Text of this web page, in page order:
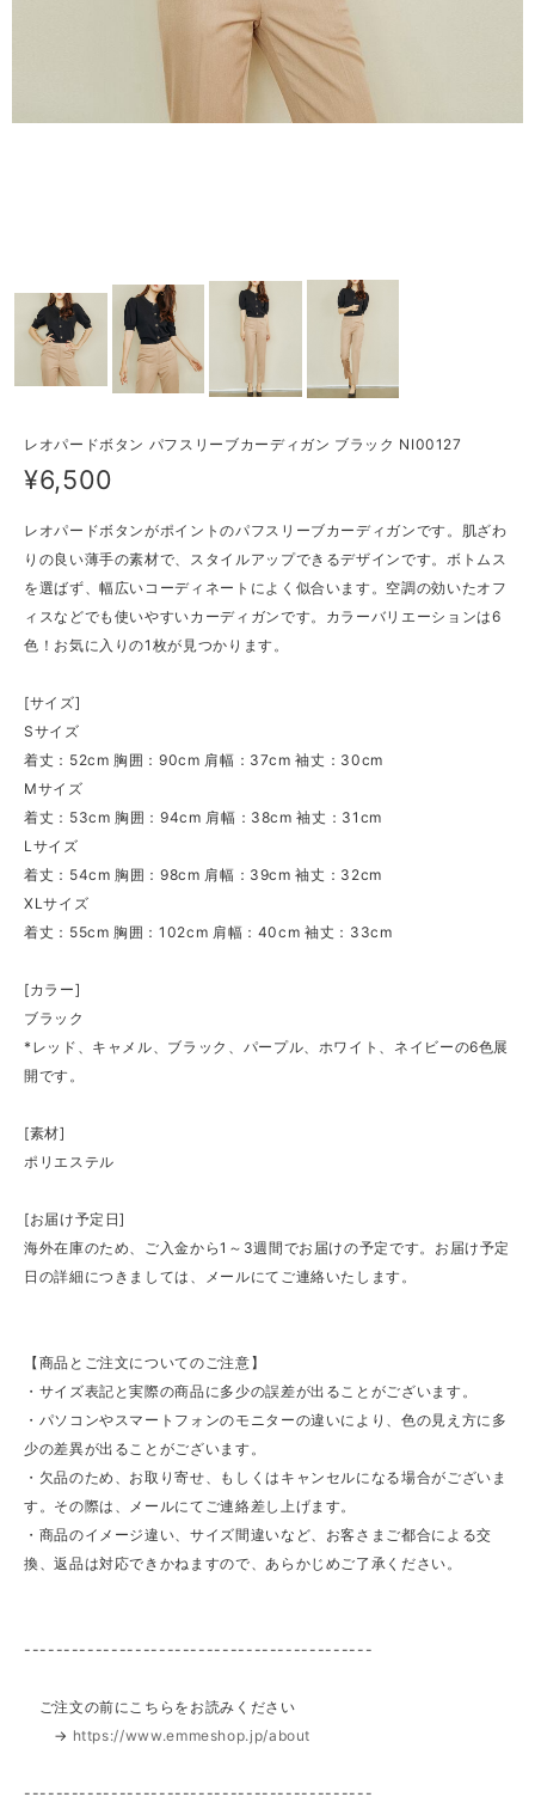
レオパードボタン パフスリーブカーディガン ブラック NI00127
¥6,500
レオパードボタンがポイントのパフスリーブカーディガンです。肌ざわ
りの良い薄手の素材で、スタイルアップできるデザインです。ボトムス
を選ばず、幅広いコーディネートによく似合います。空調の効いたオフ
ィスなどでも使いやすいカーディガンです。カラーバリエーションは6
色！お気に入りの1枚が見つかります。
[サイズ]
Sサイズ
着丈：52cm 胸囲：90cm 肩幅：37cm 袖丈：30cm
Mサイズ
着丈：53cm 胸囲：94cm 肩幅：38cm 袖丈：31cm
Lサイズ
着丈：54cm 胸囲：98cm 肩幅：39cm 袖丈：32cm
XLサイズ
着丈：55cm 胸囲：102cm 肩幅：40cm 袖丈：33cm
[カラー]
ブラック
*レッド、キャメル、ブラック、パープル、ホワイト、ネイビーの6色展
開です。
[素材]
ポリエステル
[お届け予定日]
海外在庫のため、ご入金から1～3週間でお届けの予定です。お届け予定
日の詳細につきましては、メールにてご連絡いたします。
【商品とご注文についてのご注意】
・サイズ表記と実際の商品に多少の誤差が出ることがございます。
・パソコンやスマートフォンのモニターの違いにより、色の見え方に多
少の差異が出ることがございます。
・欠品のため、お取り寄せ、もしくはキャンセルになる場合がございま
す。その際は、メールにてご連絡差し上げます。
・商品のイメージ違い、サイズ間違いなど、お客さまご都合による交
換、返品は対応できかねますので、あらかじめご了承ください。
--------------------------------------------
ご注文の前にこちらをお読みください
→ https://www.emmeshop.jp/about
--------------------------------------------